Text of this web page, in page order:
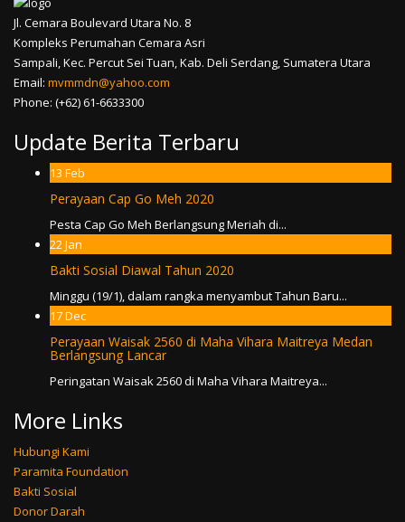
Jl. Cemara Boulevard Utara No. 8
Kompleks Perumahan Cemara Asri
Sampali, Kec. Percut Sei Tuan, Kab. Deli Serdang, Sumatera Utara
Email: mvmmdn@yahoo.com
Phone: (+62) 61-6633300
Update Berita Terbaru
13 Feb
Perayaan Cap Go Meh 2020
Pesta Cap Go Meh Berlangsung Meriah di...
22Jan
Bakti Sosial Diawal Tahun 2020
Minggu (19/1), dalam rangka menyambut Tahun Baru...
17Dec
Perayaan Waisak 2560 di Maha Vihara Maitreya Medan
Berlangsung Lancar
Peringatan Waisak 2560 di Maha Vihara Maitreya...
More Links
Hubungi Kami
Paramita Foundation
Bakti Sosial
Donor Darah